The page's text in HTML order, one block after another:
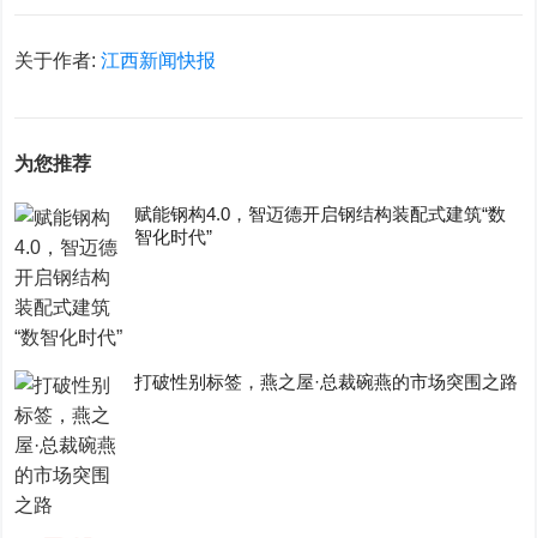
关于作者:江西新闻快报
为您推荐
赋能钢构4.0，智迈德开启钢结构装配式建筑“数
智化时代”
打破性别标签，燕之屋·总裁碗燕的市场突围之路